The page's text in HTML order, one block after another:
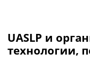
UASLP и
технологии,